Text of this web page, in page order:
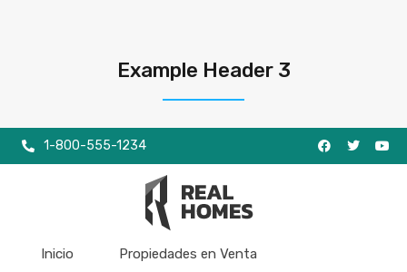
Example Header 3
1-800-555-1234
Inicio Propiedades en Venta